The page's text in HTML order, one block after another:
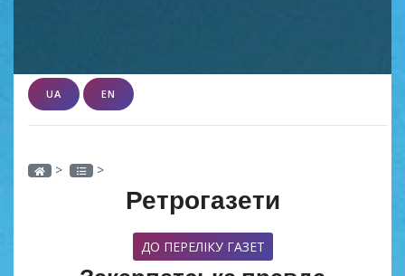
UA EN
> >
Ретрогазети
ДО ПЕРЕЛІКУ ГАЗЕТ